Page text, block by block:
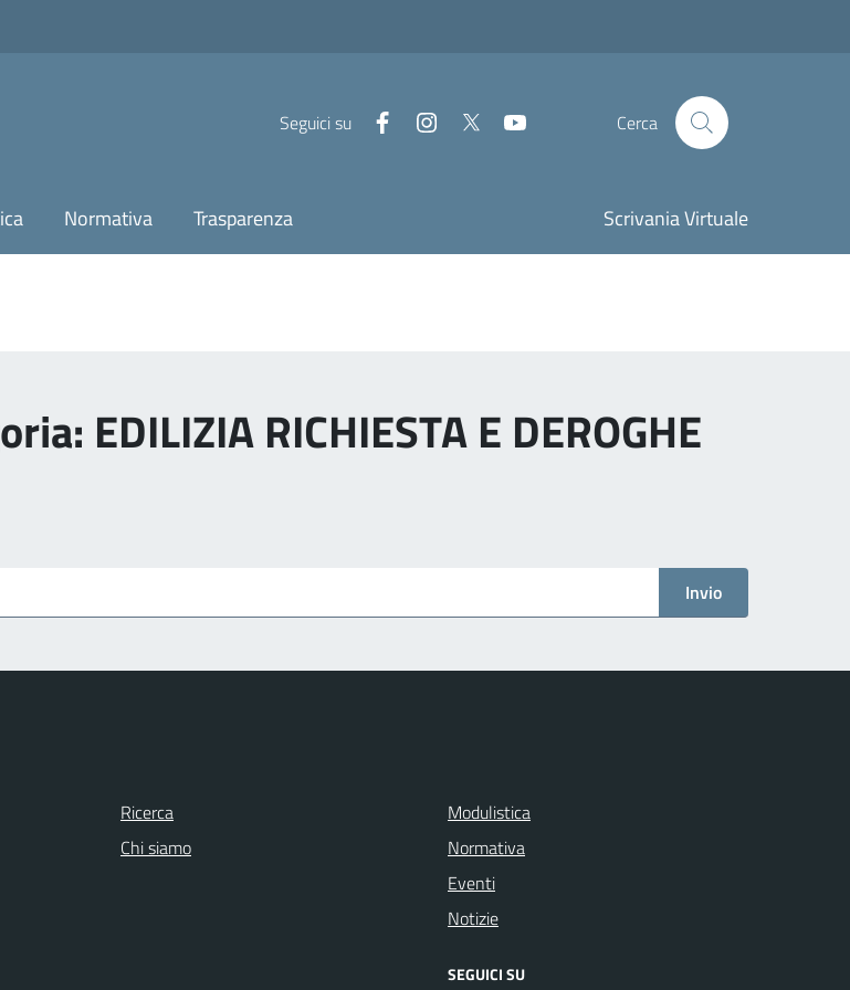
Seguici su FacebookInstagram
Twitter Cerca
Normativa Trasparenza Scrivania Virtuale
EDILIZIA RICHIESTA E DEROGHE
Invio
Ricerca
Chi siamo
Modulistica
Normativa
Eventi
Notizie
SEGUICI SU